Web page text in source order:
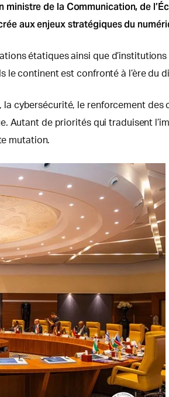
de la Communication, de
aux enjeux stratégiques du
étatiques ainsi que
le continent est confronté à l’ère du
cybersécurité, le renforcement
Autant de priorités qui traduisent
mutation.